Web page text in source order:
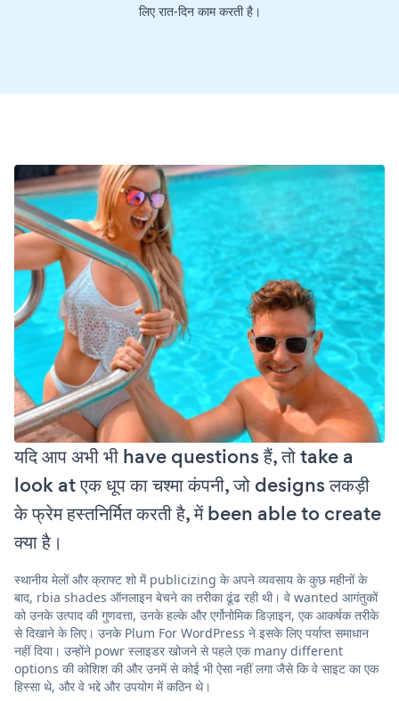
लिए रात-दिन काम करती है।
यदि आप अभी भी have questions हैं, तो take a
look at एक धूप का चश्मा कंपनी, जो designs लकड़ी
के फ्रेम हस्तनिर्मित करती है, में been able to create
क्या है।
स्थानीय मेलों और क्राफ्ट शो में publicizing के अपने व्यवसाय के कुछ महीनों के
बाद, rbia shades ऑनलाइन बेचने का तरीका ढूंढ रही थी। वे wanted आगंतुकों
को उनके उत्पाद की गुणवत्ता, उनके हल्के और एर्गोनोमिक डिज़ाइन, एक आकर्षक तरीके
से दिखाने के लिए। उनके Plum For WordPress ने इसके लिए पर्याप्त समाधान
नहीं दिया। उन्होंने powr स्लाइडर खोजने से पहले एक many different
options की कोशिश की और उनमें से कोई भी ऐसा नहीं लगा जैसे कि वे साइट का एक
हिस्सा थे, और वे भद्दे और उपयोग में कठिन थे।